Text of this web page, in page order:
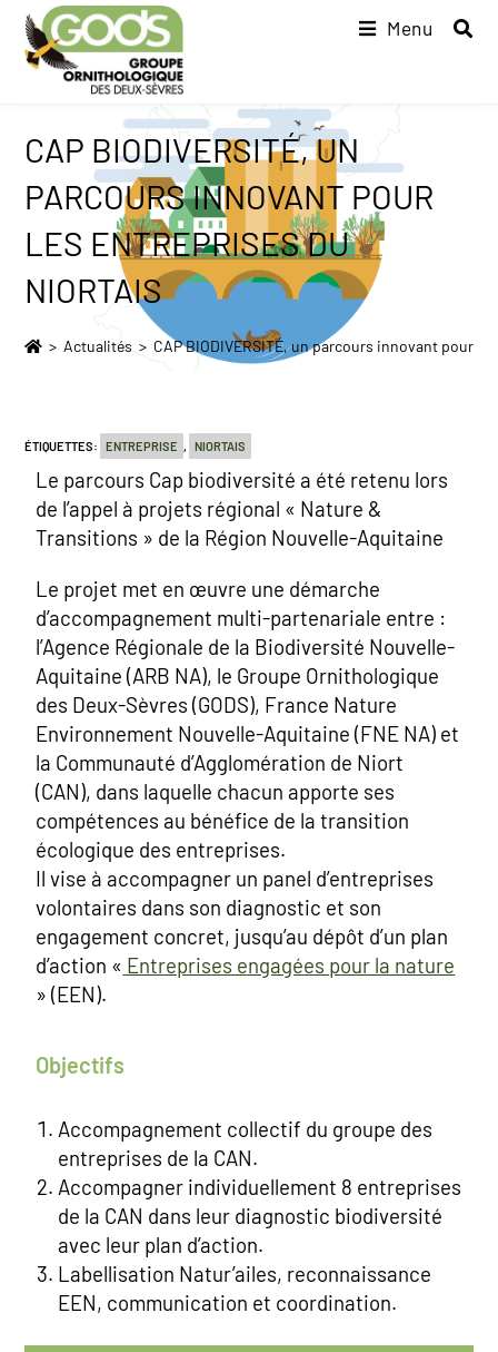
Menu
CAP BIODIVERSITÉ, UN
PARCOURS INNOVANT POUR
LES ENTREPRISES DU
NIORTAIS
> Actualités > CAP BIODIVERSITÉ, un parcours innovant pour
ÉTIQUETTES: ENTREPRISE , NIORTAIS
Le parcours Cap biodiversité a été retenu lors
de l’appel à projets régional « Nature &
Transitions » de la Région Nouvelle-Aquitaine
Le projet met en œuvre une démarche
d’accompagnement multi-partenariale entre :
l’Agence Régionale de la Biodiversité Nouvelle-
Aquitaine (ARB NA), le Groupe Ornithologique
des Deux-Sèvres (GODS), France Nature
Environnement Nouvelle-Aquitaine (FNE NA) et
la Communauté d’Agglomération de Niort
(CAN), dans laquelle chacun apporte ses
compétences au bénéfice de la transition
écologique des entreprises.
Il vise à accompagner un panel d’entreprises
volontaires dans son diagnostic et son
engagement concret, jusqu’au dépôt d’un plan
d’action « Entreprises engagées pour la nature
» (EEN).
Objectifs
Accompagnement collectif du groupe des
entreprises de la CAN.
Accompagner individuellement 8 entreprises
de la CAN dans leur diagnostic biodiversité
avec leur plan d’action.
Labellisation Natur’ailes, reconnaissance
EEN, communication et coordination.